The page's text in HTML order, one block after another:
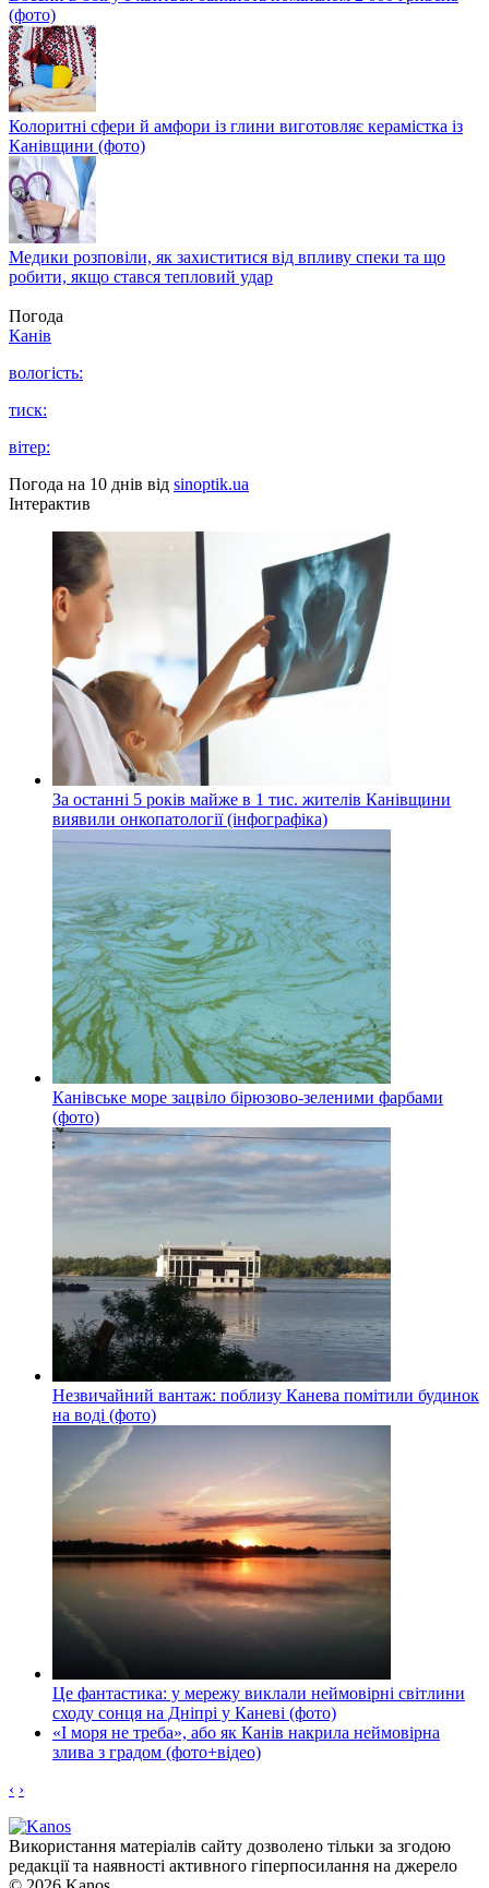
(фото)
Колоритні сфери й амфори із глини виготовляє керамістка із
Канівщини (фото)
Медики розповіли, як захиститися від впливу спеки та що
робити, якщо стався тепловий удар
Погода
Канів
вологість:
тиск:
вітер:
Погода на 10 днів від sinoptik.ua
Інтерактив
За останні 5 років майже в 1 тис. жителів Канівщини
виявили онкопатології (інфографіка)
Канівське море зацвіло бірюзово-зеленими фарбами
(фото)
Незвичайний вантаж: поблизу Канева помітили будинок
на воді (фото)
Це фантастика: у мережу виклали неймовірні світлини
сходу сонця на Дніпрі у Каневі (фото)
«І моря не треба», або як Канів накрила неймовірна
злива з градом (фото+відео)
‹ ›
Використання матеріалів сайту дозволено тільки за згодою
редакції та наявності активного гіперпосилання на джерело